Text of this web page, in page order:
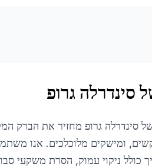
סינדרלה גרופ
סינדרלה גרופ מחזיר את הברק
ומישקים מלוכלכים. אנו
כולל ניקוי עמוק, הסרת משקעי